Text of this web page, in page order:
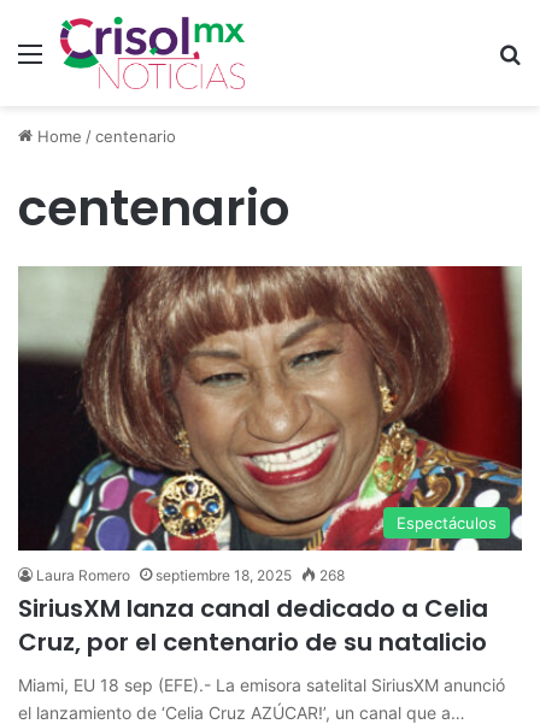
Menu
Home /centenario
centenario
Espectáculos
Laura Romero septiembre 18, 2025 268
SiriusXM lanza canal dedicado a Celia
Cruz, por el centenario de su natalicio
Miami, EU 18 sep (EFE).- La emisora satelital SiriusXM anunció
el lanzamiento de ‘Celia Cruz AZÚCAR!’, un canal que a…